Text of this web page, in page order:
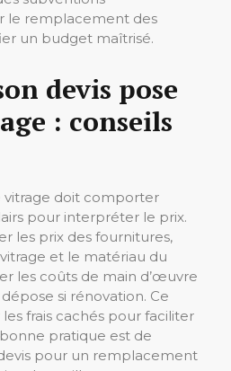
le remplacement des
un budget maîtrisé.
devis pose
: conseils
vitrage doit comporter
pour interpréter le prix.
les prix des fournitures,
et le matériau du
les coûts de main d’œuvre
si rénovation. Ce
frais cachés pour faciliter
pratique est de
pour un remplacement